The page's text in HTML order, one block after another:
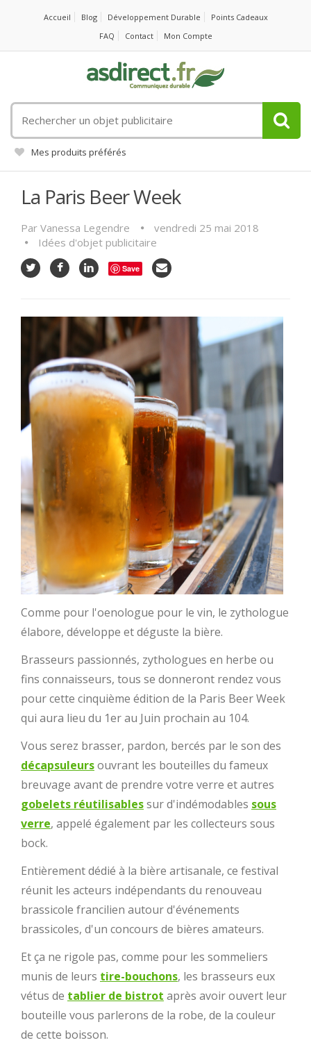
Accueil Blog Développement Durable
Points Cadeaux
FAQ
Contact Mon Compte
un
objet
publicitaire
Mes produits préférés
La Paris Beer Week
Par Vanessa Legendre
vendredi 25 mai 2018
Idées d'objet publicitaire
Save
Comme pour l'oenologue pour le vin, le zythologue
élabore, développe et déguste la bière.
Brasseurs passionnés, zythologues en herbe ou
fins connaisseurs, tous se donneront rendez vous
pour cette cinquième édition de la Paris Beer Week
qui aura lieu du 1er au Juin prochain au 104.
Vous serez brasser, pardon, bercés par le son des
décapsuleursouvrant les bouteilles du fameux
breuvage avant de prendre votre verre et autres
gobelets réutilisablessur d'indémodables sous
verre, appelé également par les collecteurs sous
bock.
Entièrement dédié à la bière artisanale, ce festival
réunit les acteurs indépendants du renouveau
brassicole francilien autour d'événements
brassicoles, d'un concours de bières amateurs.
Et ça ne rigole pas, comme pour les sommeliers
munis de leurs tire-bouchons, les brasseurs eux
vétus de tablier de bistrot après avoir ouvert leur
bouteille vous parlerons de la robe, de la couleur
de cette boisson.